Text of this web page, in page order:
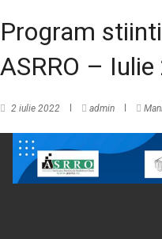
Program
ASRRO –
2 iulie 2022 admin